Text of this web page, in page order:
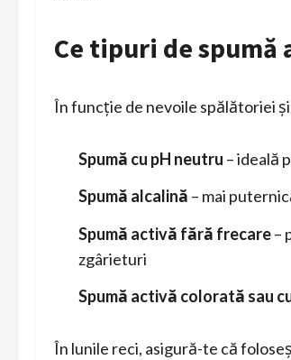
Ce tipuri de
În funcție de nevoile spălătoriei
Spumă cu pH neutru – ideală
Spumă alcalină – mai
Spumă activă fără frecare–
zgârieturi
Spumă activă colorată sau
În lunile reci, asigură-te că